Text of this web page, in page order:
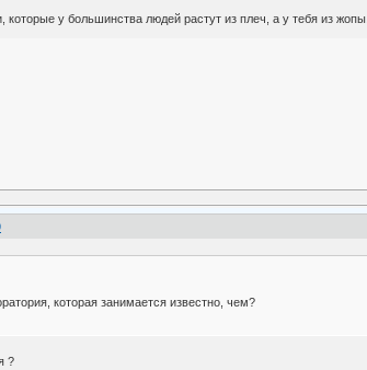
которые у большинства людей растут из плеч, а у тебя из жопы.
которая занимается известно, чем?
?